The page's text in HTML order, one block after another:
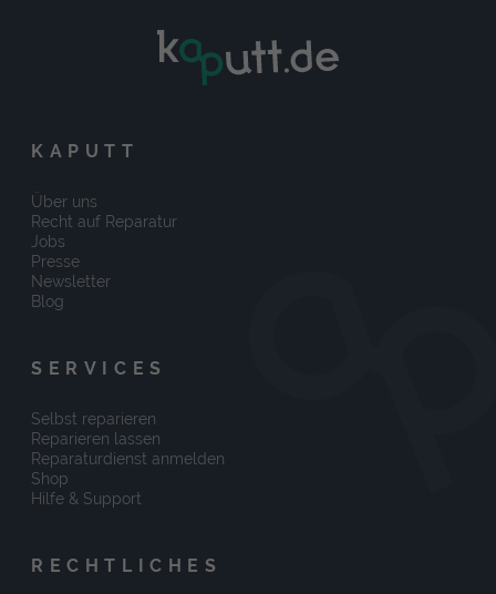
KAPUTT
Über uns
Recht auf Reparatur
Jobs
Presse
Newsletter
Blog
SERVICES
Selbst reparieren
Reparieren lassen
Reparaturdienst anmelden
Shop
Hilfe & Support
RECHTLICHES